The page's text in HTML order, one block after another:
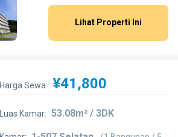
Lihat Properti Ini
Harga Sewa: ¥41,800
Luas Kamar: 53.08m² / 3DK